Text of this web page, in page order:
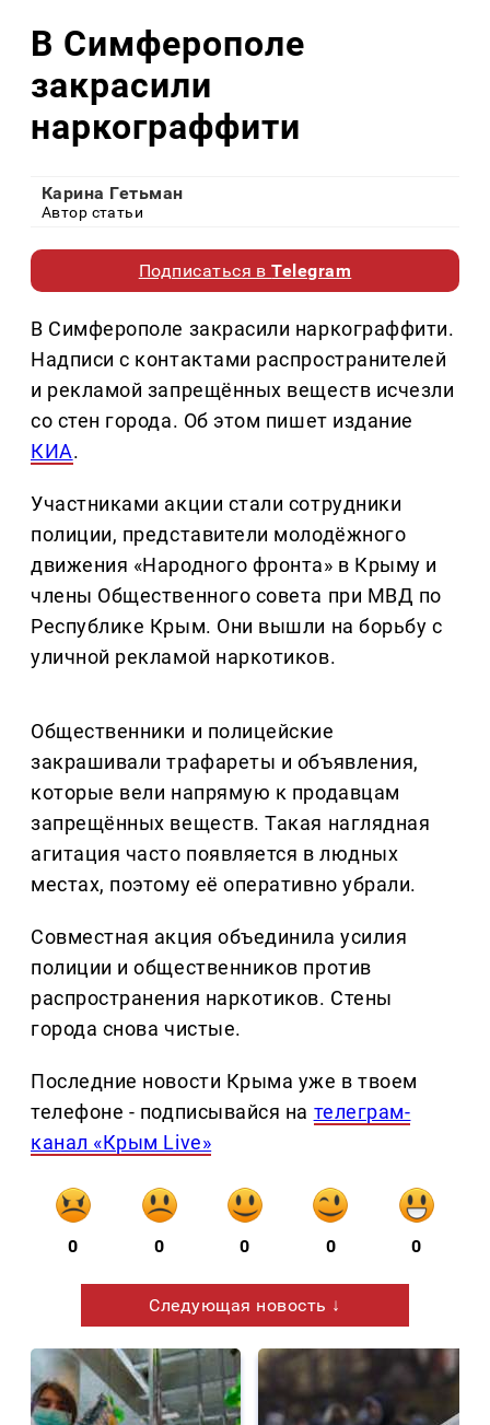
В Симферополе
закрасили
наркограффити
Карина Гетьман
Автор статьи
Подписаться вTelegram
В Симферополе закрасили наркограффити.
Надписи с контактами распространителей
и рекламой запрещённых веществ исчезли
со стен города. Об этом пишет издание
КИА.
Участниками акции стали сотрудники
полиции, представители молодёжного
движения «Народного фронта» в Крыму и
члены Общественного совета при МВД по
Республике Крым. Они вышли на борьбу с
уличной рекламой наркотиков.
Общественники и полицейские
закрашивали трафареты и объявления,
которые вели напрямую к продавцам
запрещённых веществ. Такая наглядная
агитация часто появляется в людных
местах, поэтому её оперативно убрали.
Совместная акция объединила усилия
полиции и общественников против
распространения наркотиков. Стены
города снова чистые.
Последние новости Крыма уже в твоем
телефоне - подписывайся на телеграм-
канал «Крым Live»
0 0 0 0 0
Следующая новость ↓